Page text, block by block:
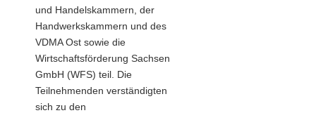
und Handelskammern, der
Handwerkskammern und des
VDMA Ost sowie die
Wirtschaftsförderung Sachsen
GmbH (WFS) teil. Die
Teilnehmenden verständigten
sich zu den